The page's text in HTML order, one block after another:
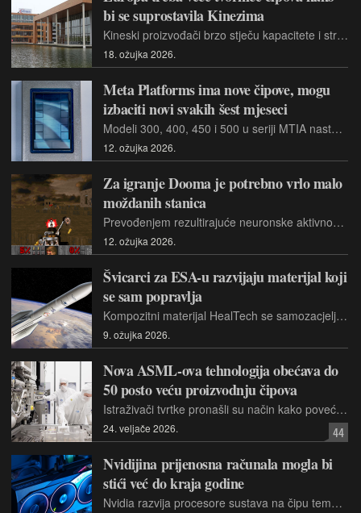
bi se suprostavila Kinezima
Kineski proizvođači brzo stječu kapacitete i stručnost u područjima kojima su povijesno dominirali europski proizvođači čipova. Potrebne su veće tvornice s većim stupnjem automatizacije
18. ožujka 2026.
Meta Platforms ima nove čipove, mogu
izbaciti novi svakih šest mjeseci
Modeli 300, 400, 450 i 500 u seriji MTIA nastali su u bliskoj suradnji s tvrtkom Broadcom. Neki od njih su već u proizvodnji, dok bi se drugi trebali pojaviti ove ili slijedeće godine.
12. ožujka 2026.
Za igranje Dooma je potrebno vrlo malo
moždanih stanica
Prevođenjem rezultirajuće neuronske aktivnosti natrag u digitalne naredbe, stanice su autonomno navigirale, ciljale neprijatelje i pucale iz oružja u stvarnom vremenu.
12. ožujka 2026.
Švicarci za ESA-u razvijaju materijal koji
se sam popravlja
Kompozitni materijal HealTech se samozacjeljuje kada se zagrije, zahvaljujući agensu koji se aktivira na višim temperaturama.
9. ožujka 2026.
Nova ASML-ova tehnologija obećava do
50 posto veću proizvodnju čipova
Istraživači tvrtke pronašli su način kako povećati snagu EUV izvora svjetlosti na 1000 vata sa sadašnjih 600 vata. Veća snaga znači mogućnost proizvodnje više čipova svaki sat
24. veljače 2026. 44
Nvidijina prijenosna računala mogla bi
stići već do kraja godine
Nvidia razvija procesore sustava na čipu temeljene na Armu, prilagođene prijenosnim računalima. Tvrtka se pozicionira za izravno natjecanje s Intelom, AMD-om i Qualcommom.